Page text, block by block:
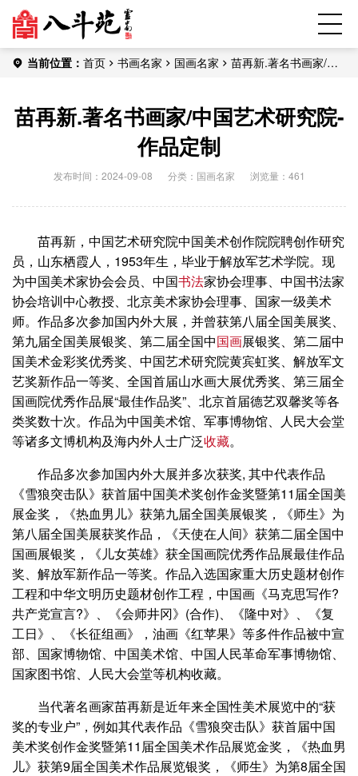
当前位置： 首页 书画名家 国画名家
苗再新.著名书画家/中
苗再新.著名书画家/中国艺术研究院-
作品定制
发布时间：2024-09-08 分类： 国画名家 浏览量：461
苗再新，中国艺术研究院中国美术创作院院聘创作研究
员，山东栖霞人，1953年生，毕业于解放军艺术学院。现
为中国美术家协会会员、中国书法家协会理事、中国书法家
协会培训中心教授、北京美术家协会理事、国家一级美术
师。作品多次参加国内外大展，并曾获第八届全国美展奖、
第九届全国美展银奖、第二届全国中国画展银奖、第二届中
国美术金彩奖优秀奖、中国艺术研究院黄宾虹奖、解放军文
艺奖新作品一等奖、全国首届山水画大展优秀奖、第三届全
国画院优秀作品展“最佳作品奖”、北京首届德艺双馨奖等各
类奖数十次。作品为中国美术馆、军事博物馆、人民大会堂
等诸多文博机构及海内外人士广泛收藏。
作品多次参加国内外大展并多次获奖, 其中代表作品
《雪狼突击队》获首届中国美术奖创作金奖暨第11届全国美
展金奖，《热血男儿》获第九届全国美展银奖，《师生》为
第八届全国美展获奖作品，《天使在人间》获第二届全国中
国画展银奖，《儿女英雄》获全国画院优秀作品展最佳作品
奖、解放军新作品一等奖。作品入选国家重大历史题材创作
工程和中华文明历史题材创作工程，中国画《马克思写作?
共产党宣言?》、《会师井冈》(合作)、《隆中对》、《复
工日》、《长征组画》，油画《红苹果》等多件作品被中宣
部、国家博物馆、中国美术馆、中国人民革命军事博物馆、
国家图书馆、人民大会堂等机构收藏。
当代著名画家苗再新是近年来全国性美术展览中的“获
奖的专业户”，例如其代表作品《雪狼突击队》获首届中国
美术奖创作金奖暨第11届全国美术作品展览金奖，《热血男
儿》获第9届全国美术作品展览银奖，《师生》为第8届全国